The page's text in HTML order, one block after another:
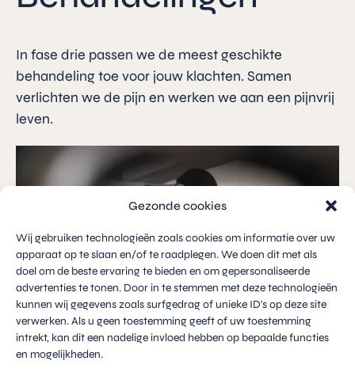
Gezonde cookies
Wij gebruiken technologieën zoals cookies om informatie over uw
apparaat op te slaan en/of te raadplegen. We doen dit met als
doel om de beste ervaring te bieden en om gepersonaliseerde
advertenties te tonen. Door in te stemmen met deze technologieën
kunnen wij gegevens zoals surfgedrag of unieke ID's op deze site
verwerken. Als u geen toestemming geeft of uw toestemming
intrekt, kan dit een nadelige invloed hebben op bepaalde functies
en mogelijkheden.
In fase drie passen we de meest geschikte
behandeling toe voor jouw klachten. Samen
verlichten we de pijn en werken we aan een pijnvrij
leven.